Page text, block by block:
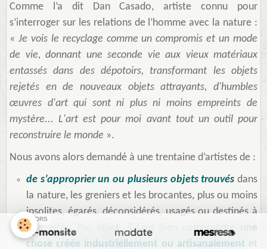
Comme l’a dit Dan Casado, artiste connu pour
s‘interroger sur les relations de l’homme avec la nature :
« Je vois le recyclage comme un compromis et un mode
de vie, donnant une seconde vie aux vieux matériaux
entassés dans des dépotoirs, transformant les objets
rejetés en de nouveaux objets attrayants, d'humbles
œuvres d'art qui sont ni plus ni moins empreints de
mystère... L'art est pour moi avant tout un outil pour
reconstruire le monde ».
Nous avons alors demandé à une trentaine d’artistes de :
de s’approprier un ou plusieurs objets trouvés dans
la nature, les greniers et les brocantes, plus ou moins
insolites, égarés, déconsidérés, usagés ou destinés à
être jetés. Par objet, il faut bien comprendre
une
chose créée industriellement ou artisanalementet
SPONSORS